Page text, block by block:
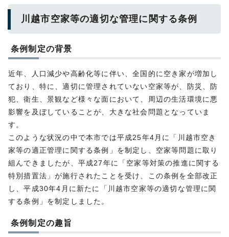
川越市空家等の適切な管理に関する条例
条例制定の背景
近年、人口減少や高齢化等に伴い、全国的に空き家が増加し
ており、特に、適切に管理されていない空家等が、防災、防
犯、衛生、景観など様々な面において、周辺の生活環境に悪
影響を及ぼしていることが、大きな社会問題となっていま
す。
このような状況の中で本市では平成25年4月に「川越市空き
家等の適正管理に関する条例」を制定し、空家等問題に取り
組んできましたが、平成27年に「空家等対策の推進に関する
特別措置法」が施行されたことを受け、この条例を全部改正
し、平成30年4月に新たに「川越市空家等の適切な管理に関
する条例」を制定しました。
条例制定の趣旨